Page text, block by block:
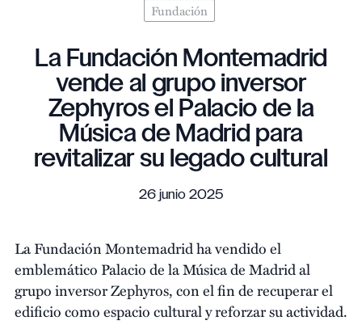
Fundación
La Fundación Montemadrid
vende al grupo inversor
Zephyros el Palacio de la
Música de Madrid para
revitalizar su legado cultural
26 junio 2025
La Fundación Montemadrid ha vendido el
emblemático Palacio de la Música de Madrid al
grupo inversor Zephyros, con el fin de recuperar el
edificio como espacio cultural y reforzar su actividad.